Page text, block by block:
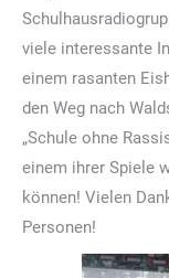
viele interessante
einem rasanten
den Weg nach
„Schule ohne
einem ihrer Spiele
können! Vielen
Personen!